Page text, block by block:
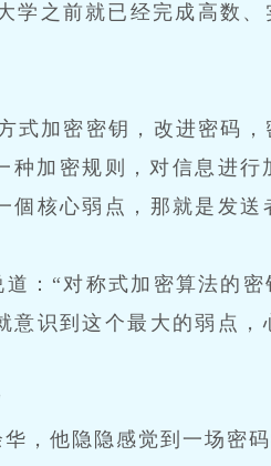
之前就已经完成高数、
式加密密钥，改进密码
加密规则，对信息进行
核心弱点，那就是发送
：“对称式加密算法的
意识到这个最大的弱点
，他隐隐感觉到一场密